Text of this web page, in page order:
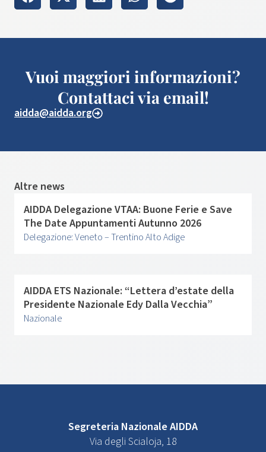
Vuoi maggiori informazioni?
Contattaci via email!
aidda@aidda.org
Altre news
AIDDA Delegazione VTAA: Buone Ferie e Save
The Date Appuntamenti Autunno 2026
Delegazione: Veneto – Trentino Alto Adige
AIDDA ETS Nazionale: “Lettera d’estate della
Presidente Nazionale Edy Dalla Vecchia”
Nazionale
Segreteria Nazionale AIDDA
Via degli Scialoja, 18